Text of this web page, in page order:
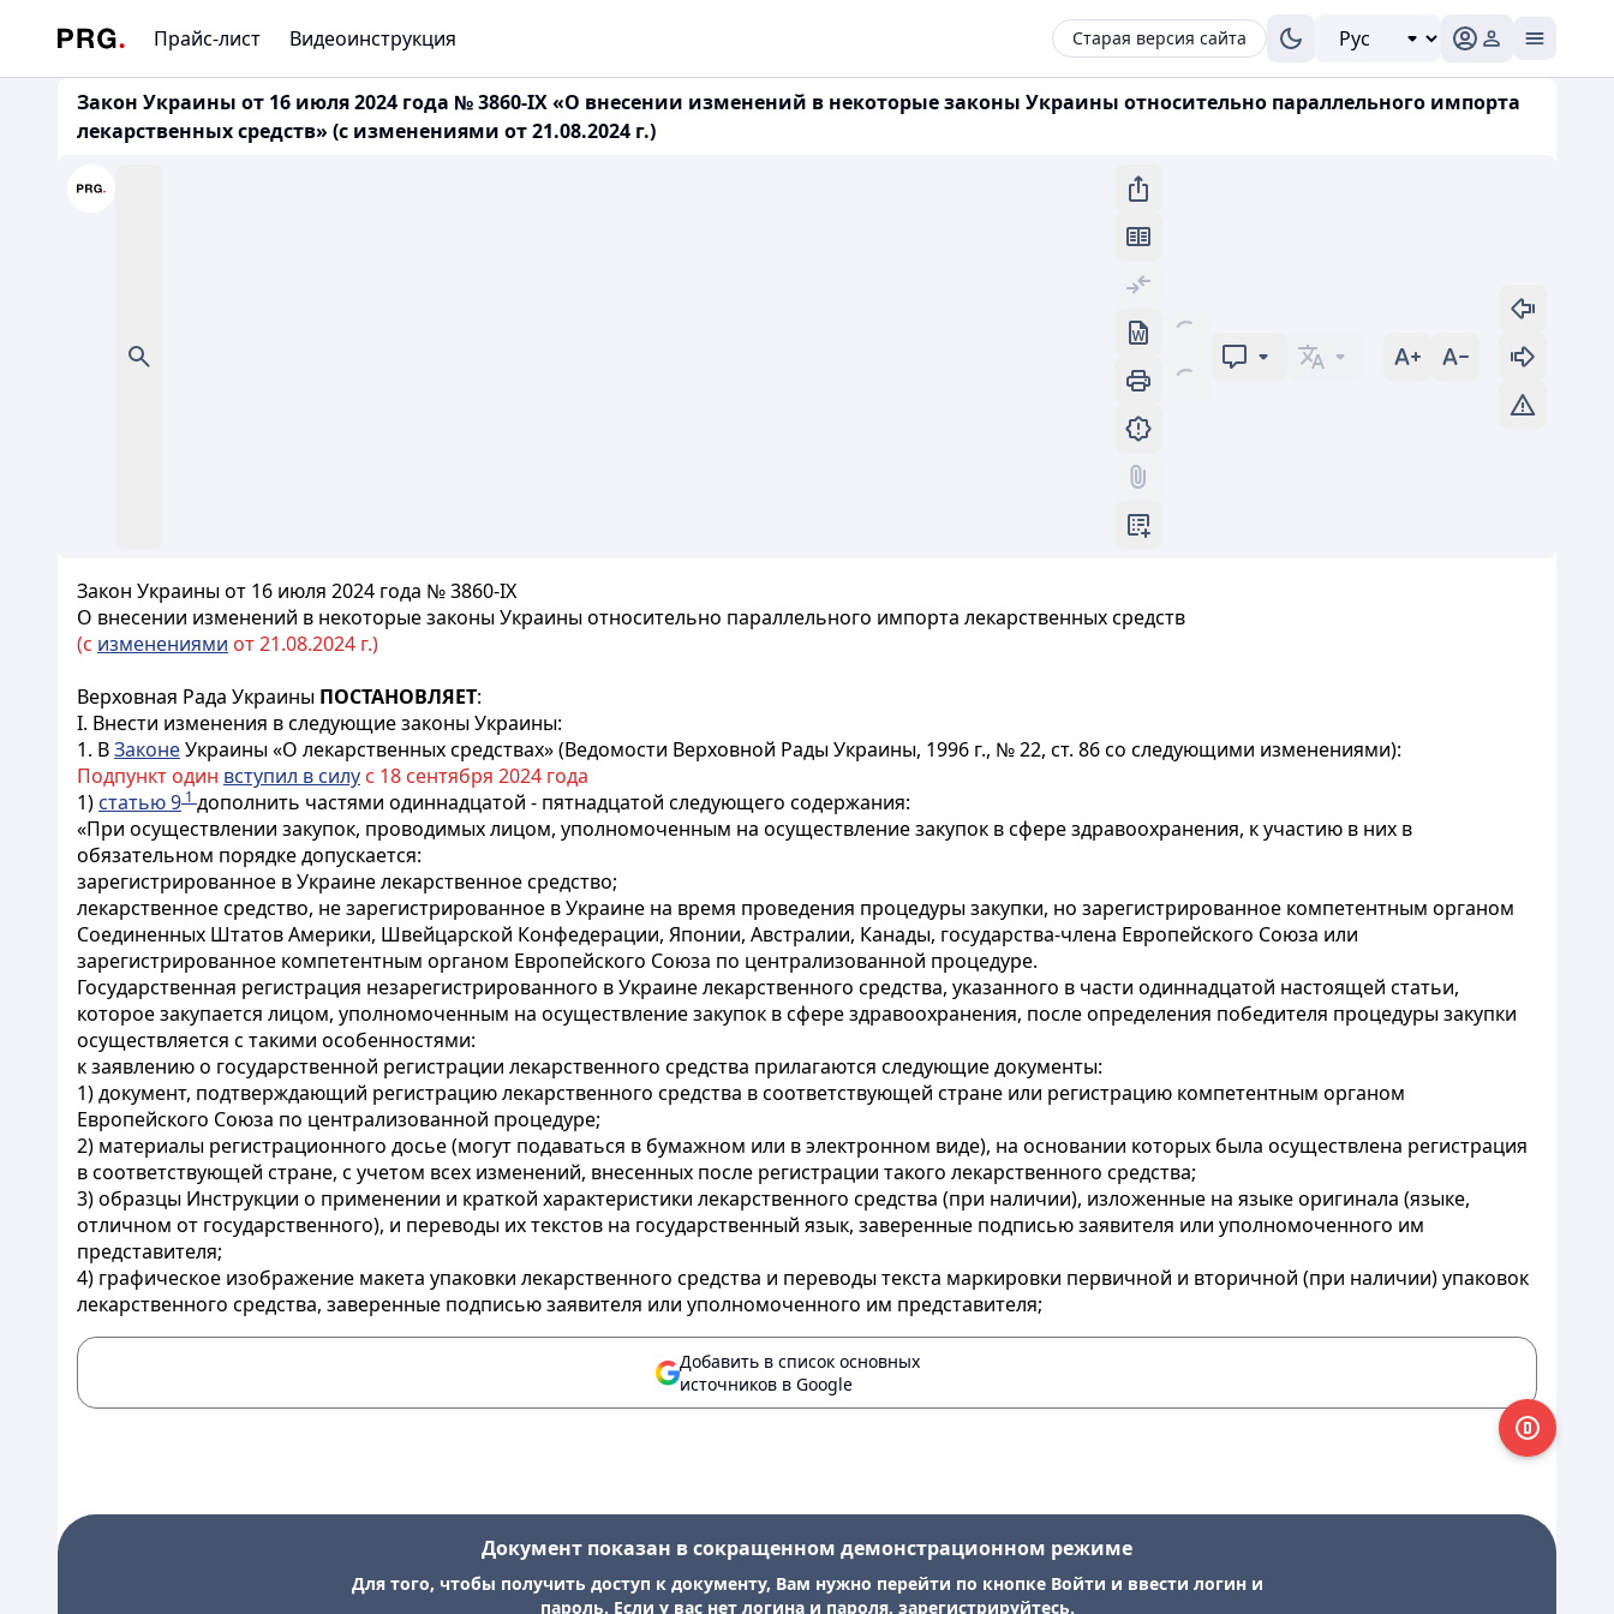
Прайс-лист Видеоинструкция Старая версия сайта
Закон Украины от 16 июля 2024 года № 3860-IX «О внесении изменений в некоторые законы Украины относительно параллельного импорта
лекарственных средств» (с изменениями от 21.08.2024 г.)
Закон Украины от 16 июля 2024 года № 3860-IX
О внесении изменений в некоторые законы Украины относительно параллельного импорта лекарственных средств
(с изменениями от 21.08.2024 г.)
Верховная Рада Украины ПОСТАНОВЛЯЕТ:
I. Внести изменения в следующие законы Украины:
1. ВЗаконеУкраины «О лекарственных средствах» (Ведомости Верховной Рады Украины, 1996 г., № 22, ст. 86 со следующими изменениями):
Подпункт один вступил в силу с 18 сентября 2024 года
1) статью 9 1 дополнить частями одиннадцатой - пятнадцатой следующего содержания:
«При осуществлении закупок, проводимых лицом, уполномоченным на осуществление закупок в сфере здравоохранения, к участию в них в
обязательном порядке допускается:
зарегистрированное в Украине лекарственное средство;
лекарственное средство, не зарегистрированное в Украине на время проведения процедуры закупки, но зарегистрированное компетентным органом
Соединенных Штатов Америки, Швейцарской Конфедерации, Японии, Австралии, Канады, государства-члена Европейского Союза или
зарегистрированное компетентным органом Европейского Союза по централизованной процедуре.
Государственная регистрация незарегистрированного в Украине лекарственного средства, указанного в части одиннадцатой настоящей статьи,
которое закупается лицом, уполномоченным на осуществление закупок в сфере здравоохранения, после определения победителя процедуры закупки
осуществляется с такими особенностями:
к заявлению о государственной регистрации лекарственного средства прилагаются следующие документы:
1) документ, подтверждающий регистрацию лекарственного средства в соответствующей стране или регистрацию компетентным органом
Европейского Союза по централизованной процедуре;
2) материалы регистрационного досье (могут подаваться в бумажном или в электронном виде), на основании которых была осуществлена регистрация
в соответствующей стране, с учетом всех изменений, внесенных после регистрации такого лекарственного средства;
3) образцы Инструкции о применении и краткой характеристики лекарственного средства (при наличии), изложенные на языке оригинала (языке,
отличном от государственного), и переводы их текстов на государственный язык, заверенные подписью заявителя или уполномоченного им
представителя;
4) графическое изображение макета упаковки лекарственного средства и переводы текста маркировки первичной и вторичной (при наличии) упаковок
лекарственного средства, заверенные подписью заявителя или уполномоченного им представителя;
Добавить в список основных
источников в Google
Документ показан в сокращенном демонстрационном режиме
Для того, чтобы получить доступ к документу, Вам нужно перейти по кнопке Войти и ввести логин и
пароль. Если у вас нет логина и пароля, зарегистрируйтесь.